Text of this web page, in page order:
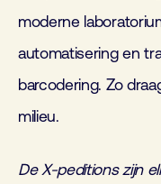
moderne
automatisering en
barcodering. Zo
milieu.
De X-peditions zijn